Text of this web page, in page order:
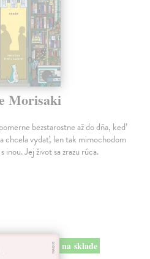
Morisaki
bezstarostne až do dňa, keď
chcela vydať, len tak mimochodom
inou. Jej život sa zrazu rúca.
na sklade